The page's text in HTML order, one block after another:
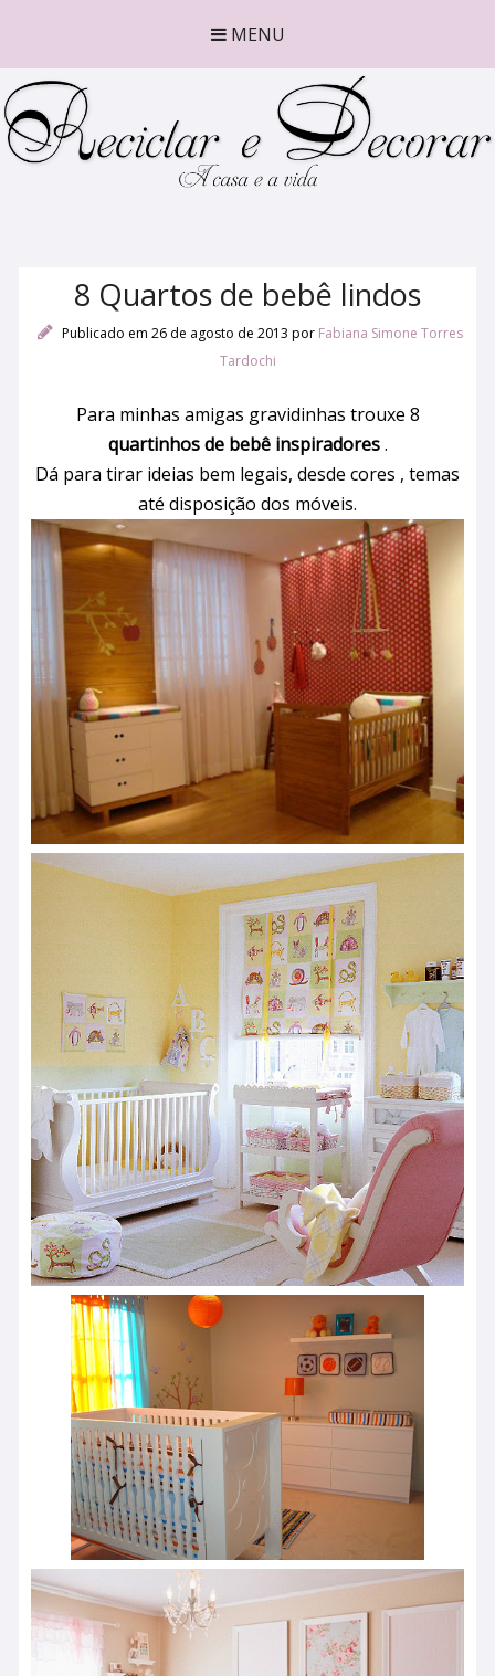
MENU
8 Quartos de bebê lindos
Publicado em 26 de agosto de 2013 por Fabiana Simone Torres
Tardochi
Para minhas amigas gravidinhas trouxe 8
quartinhos de bebê inspiradores.
Dá para tirar ideias bem legais, desde cores , temas
até disposição dos móveis.